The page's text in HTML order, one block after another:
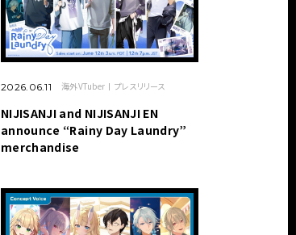
2026.06.11 海外VTuber プレスリリース
NIJISANJI and NIJISANJI EN
announce “Rainy Day Laundry”
merchandise